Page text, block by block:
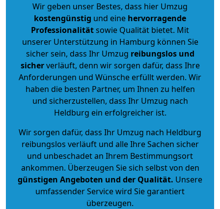
Wir geben unser Bestes, dass hier Umzug
kostengünstig und eine hervorragende
Professionalitätsowie Qualität bietet. Mit
unserer Unterstützung in Hamburg können Sie
sicher sein, dass Ihr Umzug reibungslos und
sicherverläuft, denn wir sorgen dafür, dass Ihre
Anforderungen und Wünsche erfüllt werden. Wir
haben die besten Partner, um Ihnen zu helfen
und sicherzustellen, dass Ihr Umzug nach
Heldburg ein erfolgreicher ist.
Wir sorgen dafür, dass Ihr Umzug nach Heldburg
reibungslos verläuft und alle Ihre Sachen sicher
und unbeschadet an Ihrem Bestimmungsort
ankommen. Überzeugen Sie sich selbst von den
günstigen Angeboten und der Qualität. Unsere
umfassender Service wird Sie garantiert
überzeugen.